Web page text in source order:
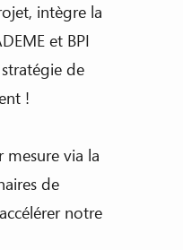
intègre la
et BPI
de
!
via la
de
notre